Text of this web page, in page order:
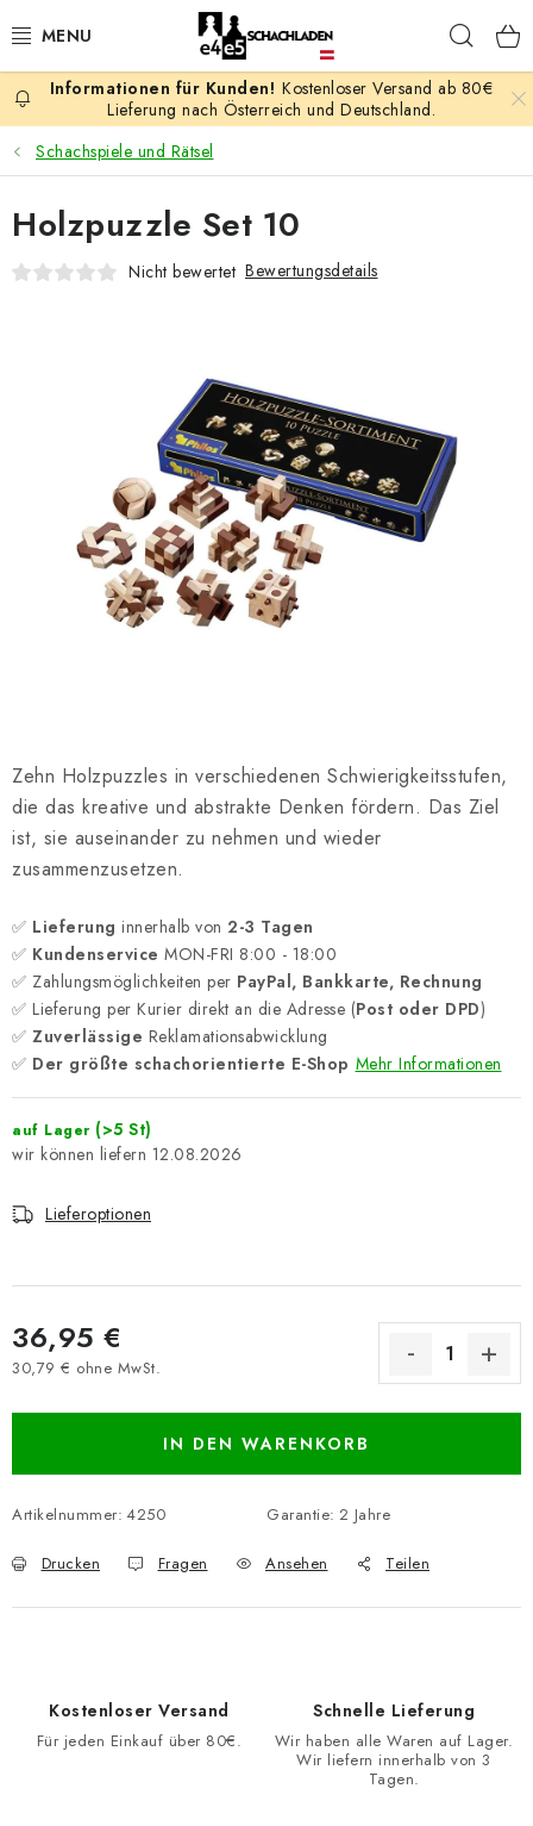
Inhalt
AKTION
SCHACHSPIELE
SCHACHFIGUREN
SCHACHBRETTER
SCHACH-ANTIQUITÄTENLADEN
SCHACH ONLINE
SCHACH-MERCH
KONTAKT
Kontakt FAQ Über uns
Schachblog
Kostenloser Versand ab 80€
Lieferung nach Österreich und Deutschland.
Schachspiele und Rätsel
Zehn Holzpuzzles in verschiedenen Schwierigkeitsstufen,
die das kreative und abstrakte Denken fördern. Das Ziel
ist, sie auseinander zu nehmen und wieder
zusammenzusetzen.
✅ Lieferung innerhalb von 2-3 Tagen
✅ Kundenservice MON-FRI 8:00 - 18:00
✅ Zahlungsmöglichkeiten per PayPal, Bankkarte, Rechnung
✅ Lieferung per Kurier direkt an die Adresse (Post oder DPD)
✅ Zuverlässige Reklamationsabwicklung
✅ Der größte schachorientierte E-Shop Mehr Informationen
auf Lager (>5 St)
12.08.2026
Lieferoptionen
36,95 €
30,79 € ohne MwSt.
IN DEN WARENKORB
Artikelnummer: 4250 Garantie: 2 Jahre
Drucken Fragen Ansehen Teilen
Holzpuzzle Set 10
Nicht bewertet Bewertungsdetails
Kostenloser Versand
Für jeden Einkauf über 80€.
Schnelle Lieferung
Wir haben alle Waren auf Lager.
Wir liefern innerhalb von 3
Tagen.